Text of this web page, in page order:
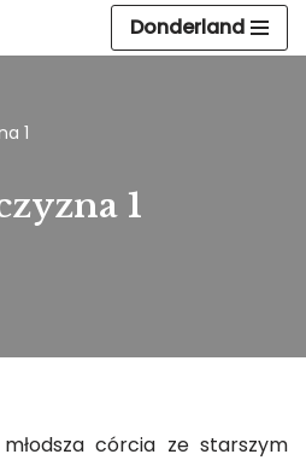
Donderland
1
1
młodsza córcia ze starszym